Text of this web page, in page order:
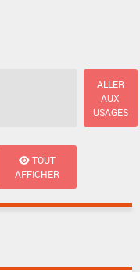
ALLER
AUX
USAGES
TOUT
AFFICHER